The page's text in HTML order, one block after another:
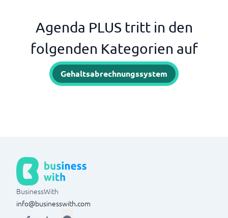
Agenda PLUS tritt in den
folgenden Kategorien auf
Gehaltsabrechnungssystem
BusinessWith
info@businesswith.com